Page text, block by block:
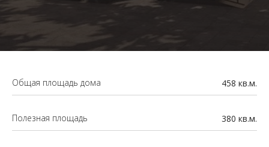
Общая площадь дома 458 кв.м.
Полезная площадь 380 кв.м.